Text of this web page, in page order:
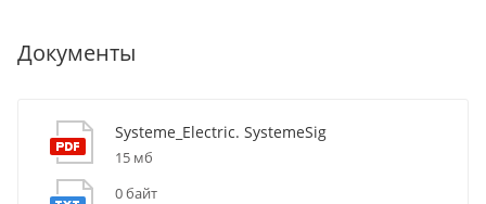
Документы
Systeme_Electric. SystemeSig
15 мб
0 байт